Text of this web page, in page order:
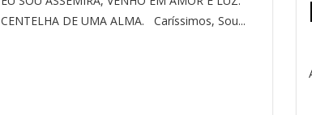
CENTELHA DE UMA ALMA. Caríssimos, Sou...